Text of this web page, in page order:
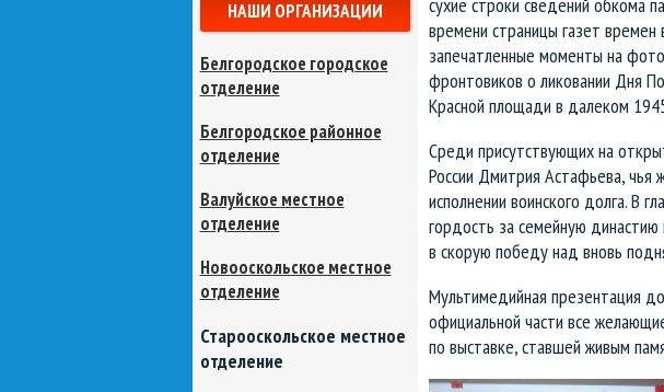
сухие строки сведений обкома
времени страницы газет
запечатленные моменты на
фронтовиков о ликовании Дня
Красной площади в далеком
Среди присутствующих на
России Дмитрия Астафьева, чья
исполнении воинского долга. В
гордость за семейную династию
в скорую победу над вновь
Мультимедийная презентация
официальной части все
по выставке, ставшей живым
НАШИ ОРГАНИЗАЦИИ
Белгородское городское
отделение
Белгородское районное
отделение
Валуйское местное
отделение
Новооскольское местное
отделение
Старооскольское местное
отделение